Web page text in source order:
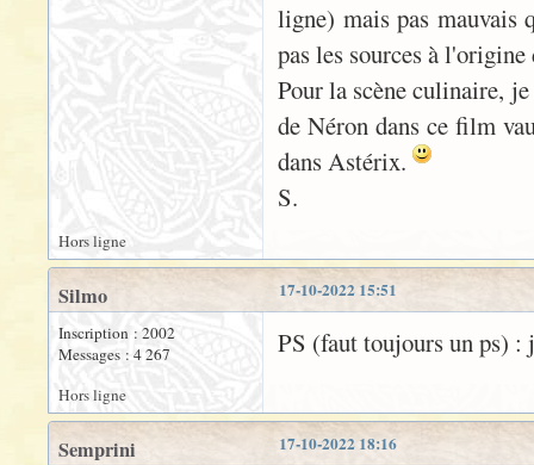
ligne) mais pas mauvais
pas les sources à l'origine
Pour la scène culinaire,
de Néron dans ce film
dans Astérix.
S.
Hors ligne
17-10-2022 15:51
Silmo
Inscription : 2002
Messages : 4 267
PS (faut toujours un ps)
Hors ligne
17-10-2022 18:16
Semprini